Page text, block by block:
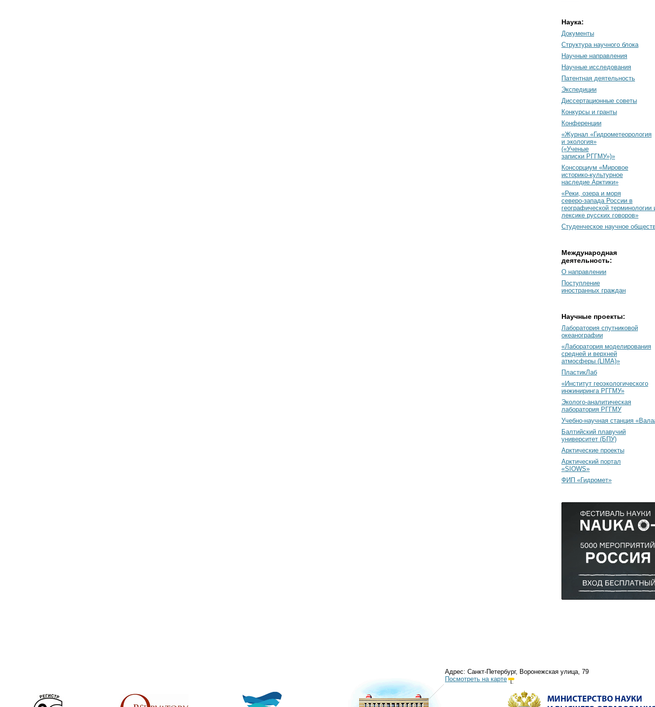
Наука:
Документы
Cтруктура научного блока
Научные направления
Научные исследования
Патентная деятельность
Экспедиции
Диссертационные советы
Конкурсы и гранты
Конференции
«Журнал «Гидрометеорология
и экология»
(«Ученые
записки РГГМУ»)»
Консорциум «Мировое
историко-культурное
наследие Арктики»
«Реки, озера и моря
северо-запада России в
географической терминологии
лексике русских говоров»
Студенческое научное
Международная
деятельность:
О направлении
Поступление
иностранных граждан
Научные проекты:
Лаборатория спутниковой
океанографии
«Лаборатория моделирования
средней и верхней
атмосферы (LIMA)»
ПластикЛаб
«Институт геоэкологического
инжиниринга РГГМУ»
Эколого-аналитическая
лаборатория РГГМУ
Учебно-научная станция
Балтийский плавучий
университет (БПУ)
Арктические проекты
Арктический портал
«SIOWS»
ФИП «Гидромет»
Адрес: Санкт-Петербург, Воронежская улица, 79
Посмотреть на карте